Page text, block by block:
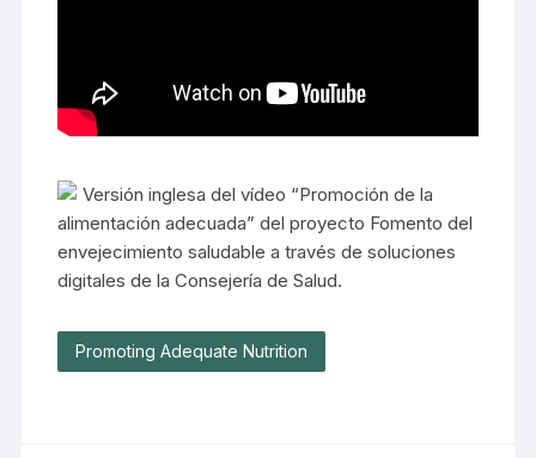
Versión inglesa del vídeo “Promoción de la
alimentación adecuada” del proyecto Fomento del
envejecimiento saludable a través de soluciones
digitales de la Consejería de Salud.
Promoting Adequate Nutrition